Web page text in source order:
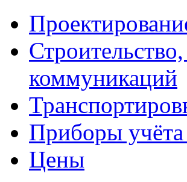
коммуникаций
Приборы учёта
Цены